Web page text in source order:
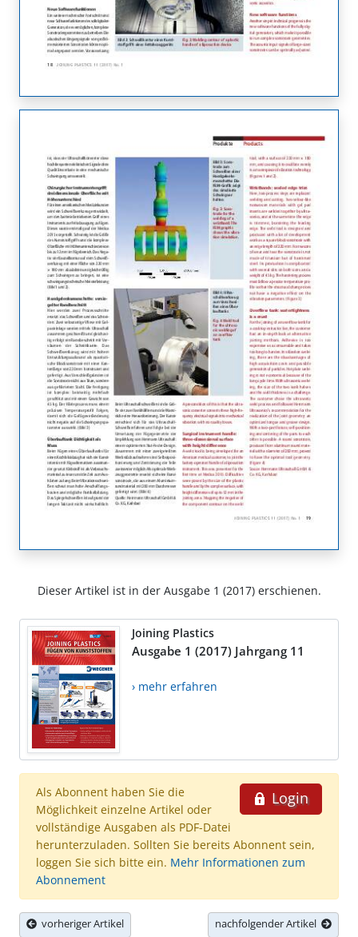
Dieser Artikel ist in der Ausgabe 1 (2017) erschienen.
Joining Plastics
Ausgabe 1 (2017) Jahrgang 11
› mehr erfahren
Login
Als Abonnent haben Sie die
Möglichkeit einzelne Artikel oder
vollständige Ausgaben als PDF-Datei
herunterzuladen. Sollten Sie bereits Abonnent sein,
loggen Sie sich bitte ein. Mehr Informationen zum
Abonnement
vorheriger Artikel nachfolgender Artikel